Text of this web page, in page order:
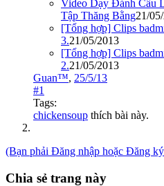
Video Dạy Đánh Cầu
Tập Thăng Bằng21/
[Tổng hợp] Clips
3.21/05/2013
[Tổng hợp] Clips
2.21/05/2013
Guan™, 25/5/13
#1
Tags:
chickensoup thích bài này.
(Bạn phải Đăng nhập hoặc Đăng
Chia sẻ trang này